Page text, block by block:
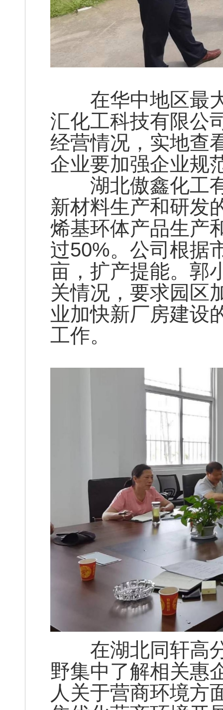
在华中地区最大
汇化工科技有限公
经营情况，实地查
企业要加强企业规
湖北傲鑫化工有
新材料生产和研发
烯基环体产品生产
过50%。公司根据
亩，扩产提能。郭
关情况，要求园区
业加快新厂房建设
工作。
在湖北同轩高分
野集中了解相关惠
人关于营商环境方